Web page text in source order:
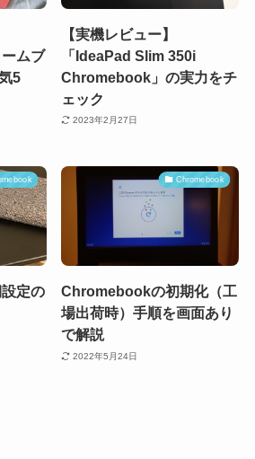
ムブ
5
【実機レビュー】
「IdeaPad Slim 350i
Chromebook」の実力をチ
ェック
2023年2月27日
定の
Chromebook
Chromebookの初期化（工
場出荷時）手順を画面あり
で解説
2022年5月24日